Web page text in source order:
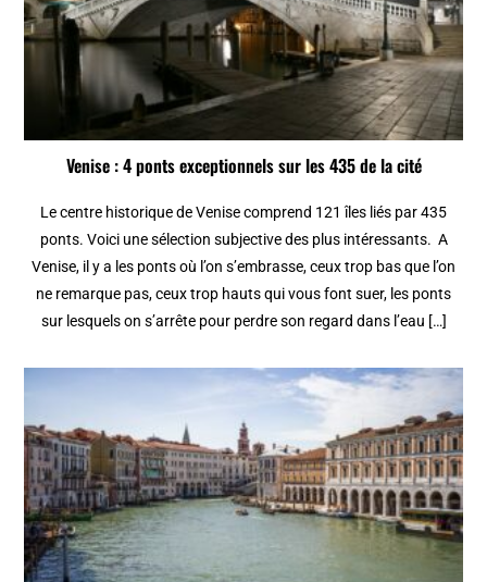
Venise : 4 ponts exceptionnels sur les 435 de la cité
Le centre historique de Venise comprend 121 îles liés par 435
ponts. Voici une sélection subjective des plus intéressants. A
Venise, il y a les ponts où l’on s’embrasse, ceux trop bas que l’on
ne remarque pas, ceux trop hauts qui vous font suer, les ponts
sur lesquels on s’arrête pour perdre son regard dans l’eau […]